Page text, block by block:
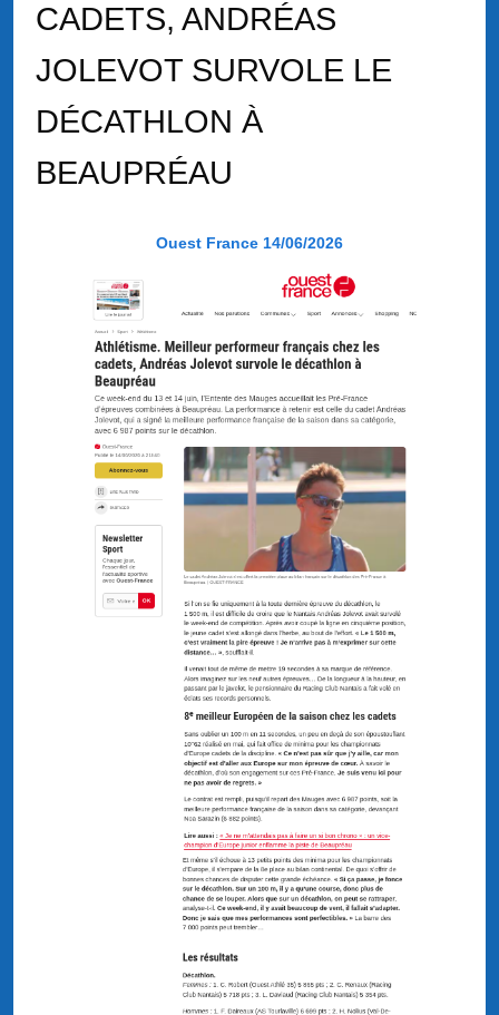
CADETS, ANDRÉAS
JOLEVOT SURVOLE LE
DÉCATHLON À
BEAUPRÉAU
Ouest France 14/06/2026